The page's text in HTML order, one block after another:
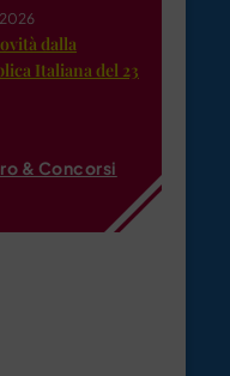
dalla
Italiana del 23
& Concorsi